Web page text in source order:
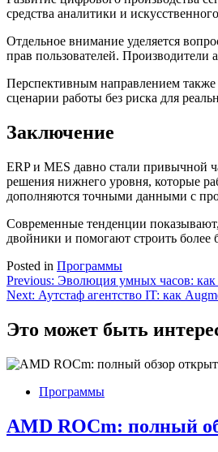
средства аналитики и
Отдельное внимание уделяется
прав пользователей.
Перспективным направлением также
сценарии работы без риска для
Заключение
ERP и MES давно стали привычной
решения нижнего уровня, которые
дополняются точными данными с
Современные тенденции
двойники и помогают строить более
Posted in Программы
Навигация
по
записям
Previous: Эволюция умных часов: как
Next: Аутстаф агентство IT: как
Это может быть
Программы
AMD ROCm: полный